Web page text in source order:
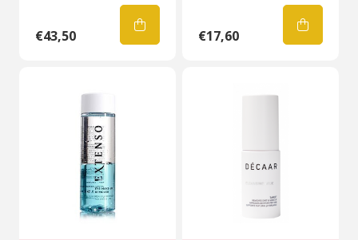
€43,50 €17,60